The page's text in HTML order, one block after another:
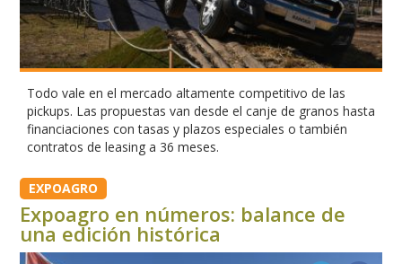
Todo vale en el mercado altamente competitivo de las
pickups. Las propuestas van desde el canje de granos hasta
financiaciones con tasas y plazos especiales o también
contratos de leasing a 36 meses.
EXPOAGRO
Expoagro en números: balance de
una edición histórica